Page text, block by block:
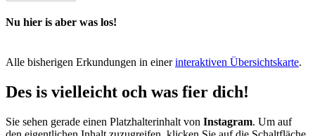
Nu hier is aber was los!
Alle bisherigen Erkundungen in einerinteraktiven Übersichtskarte.
Des is vielleicht och was fier dich!
Sie sehen gerade einen Platzhalterinhalt von Instagram. Um auf